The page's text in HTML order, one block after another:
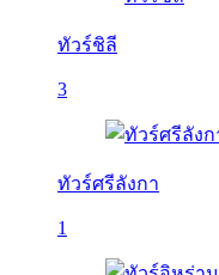
ทัวร์ชิลี
3
ทัวร์ศรีลังกา
1